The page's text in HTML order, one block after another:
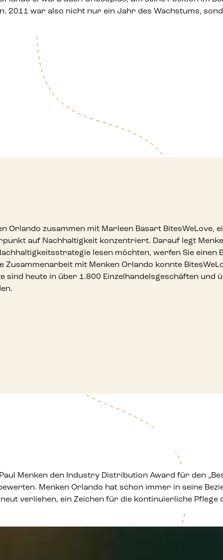
2011 war also nicht nur ein Jahr des Wachstums,
Orlando zusammen mit Marleen Basart BitesWeLove,
auf Nachhaltigkeit konzentriert. Darauf legt
lesen möchten, werfen Sie einen
Zusammenarbeit mit Menken Orlando konnte
sind heute in über 1.800 Einzelhandelsgeschäften und
Menken den Industry Distribution Award für den
Menken Orlando hat schon immer in seine
verliehen, ein Zeichen für die kontinuierliche Pflege